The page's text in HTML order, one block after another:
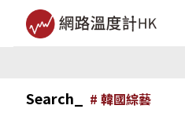
Search_ # 韓國綜藝